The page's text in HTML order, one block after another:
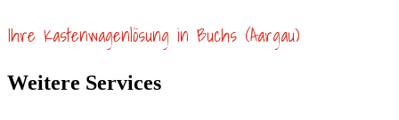
Ihre Kastenwagenlösung in Buchs (Aargau)
Weitere Services